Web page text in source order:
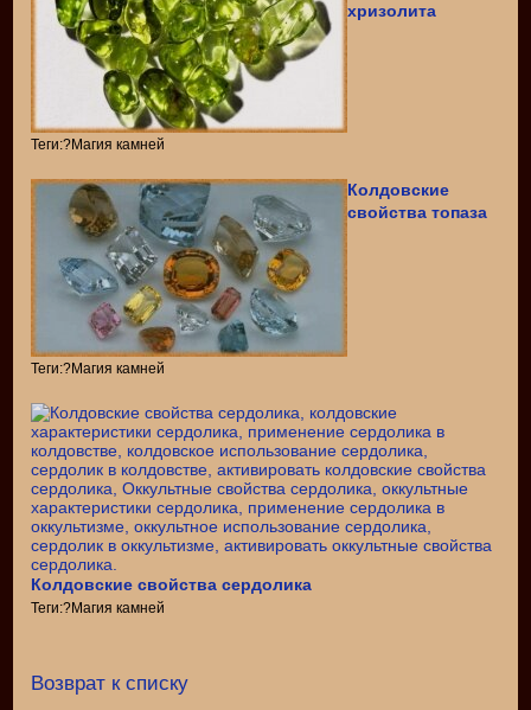
хризолита
Теги:?Магия камней
Колдовские
свойства топаза
Теги:?Магия камней
Колдовские свойства сердолика
Теги:?Магия камней
Возврат к списку